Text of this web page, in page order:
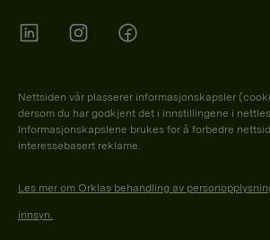
Nettsiden vår plasserer informasjonskapsler
dersom du har godkjent det i innstillingene i
Informasjonskapslene brukes for å forbedre
interessebasert reklame.
Les mer om Orklas behandling av
innsyn.